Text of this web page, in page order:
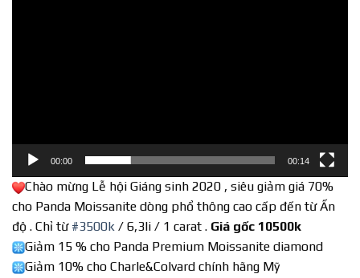
00:00 00:14
Chào mừng Lễ hội Giáng sinh 2020 , siêu giảm giá 70%
cho Panda Moissanite dòng phổ thông cao cấp đến từ Ấn
độ . Chỉ từ #3500k / 6,3li / 1 carat . Giá gốc 10500k
Giảm 15 % cho Panda Premium Moissanite diamond
Giảm 10% cho Charle&Colvard chính hãng Mỹ